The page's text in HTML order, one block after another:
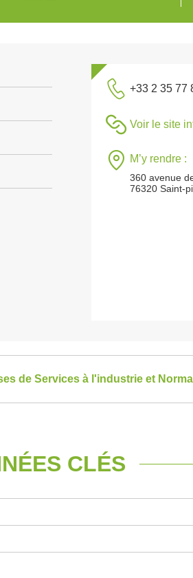
+33 2 35 77
Voir le site
M’y rendre :
360 avenue
76320 Saint-
de Services à l'industrie et
CLÉS